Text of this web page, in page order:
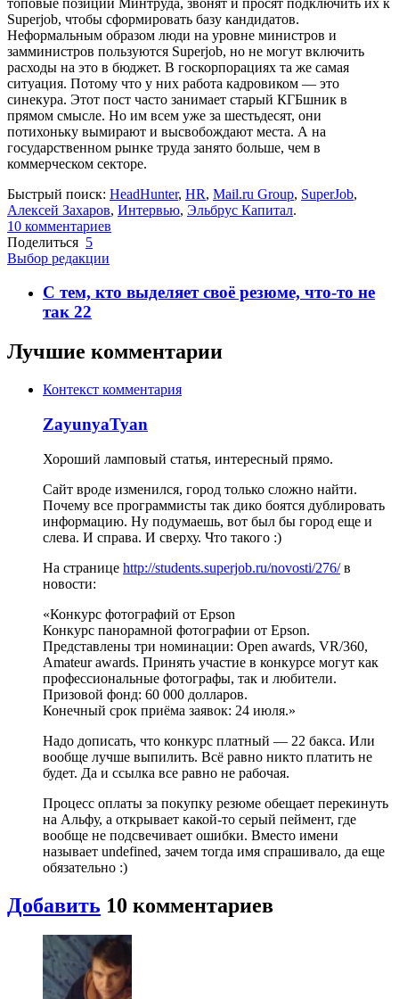
Superjob, чтобы сформировать базу кандидатов.
Неформальным образом люди на уровне министров и
замминистров пользуются Superjob, но не могут включить
расходы на это в бюджет. В госкорпорациях та же самая
ситуация. Потому что у них работа кадровиком — это
синекура. Этот пост часто занимает старый КГБшник в
прямом смысле. Но им всем уже за шестьдесят, они
потихоньку вымирают и высвобождают места. А на
государственном рынке труда занято больше, чем в
коммерческом секторе.
Быстрый поиск: HeadHunter, HR, Mail.ru Group, SuperJob,
Алексей Захаров, Интервью, Эльбрус Капитал.
10 комментариев
Поделиться 5
Выбор редакции
С тем, кто выделяет своё резюме, что-то не
так 22
Лучшие комментарии
Контекст комментария
ZayunyaTyan
Хороший ламповый статья, интересный прямо.
Сайт вроде изменился, город только сложно найти.
Почему все программисты так дико боятся дублировать
информацию. Ну подумаешь, вот был бы город еще и
слева. И справа. И сверху. Что такого :)
На странице http://students.superjob.ru/novosti/276/в
новости:
«Конкурс фотографий от Epson
Конкурс панорамной фотографии от Epson.
Представлены три номинации: Open awards, VR/360,
Amateur awards. Принять участие в конкурсе могут как
профессиональные фотографы, так и любители.
Призовой фонд: 60 000 долларов.
Конечный срок приёма заявок: 24 июля.»
Надо дописать, что конкурс платный — 22 бакса. Или
вообще лучше выпилить. Всё равно никто платить не
будет. Да и ссылка все равно не рабочая.
Процесс оплаты за покупку резюме обещает перекинуть
на Альфу, а открывает какой-то серый пеймент, где
вообще не подсвечивает ошибки. Вместо имени
называет undefined, зачем тогда имя спрашивало, да еще
обязательно :)
Добавить 10 комментариев